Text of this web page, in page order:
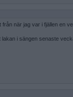
från när jag var i fjällen en
lakan i sängen senaste